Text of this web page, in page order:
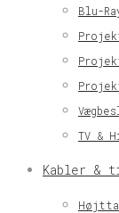
Blu-
TV &
Kabler &